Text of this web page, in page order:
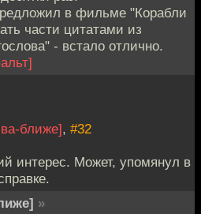
в фильме "Корабли
части цитатами из
- встало отлично.
ближе], #32
интерес. Может, упомянул в
»